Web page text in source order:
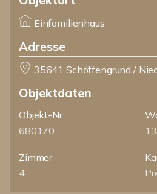
Einfamilienhaus
Adresse
35641 Schöffengrund /
Objektdaten
Objekt-Nr.
680170
Zimmer
4